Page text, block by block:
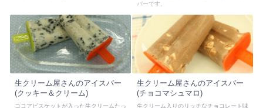
バーです。
生クリーム屋さんのアイスバー
(クッキー＆クリーム)
ココアビスケットが入った生クリームたっ
生クリーム屋さんのアイスバー
(チョコマシュマロ)
生クリーム入りのリッチなチョコレート味